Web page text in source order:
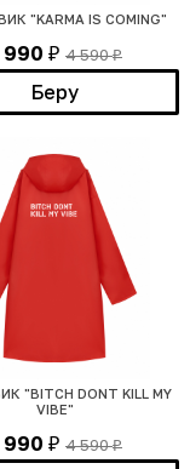
"KARMA IS COMING"
990 ₽ 4 590₽
Беру
"BITCH DONT KILL MY
VIBE"
990 ₽ 4 590₽